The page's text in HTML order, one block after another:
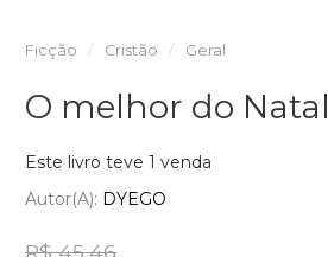
Ficção Cristão Geral
O melhor do Natal
Este livro teve 1 venda
Autor(a): DYEGO
R$ 45,46